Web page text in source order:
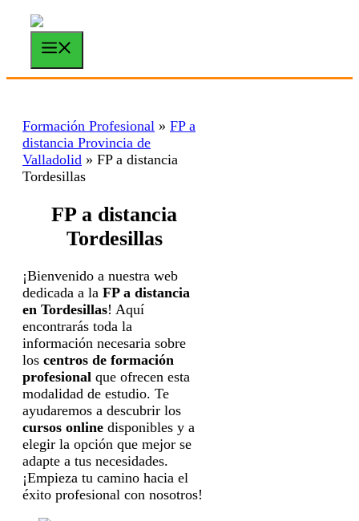
Saltar
contenido
Formación Profesional » FP a
distancia Provincia de
Valladolid » FP a distancia
Tordesillas
FP a distancia
Tordesillas
¡Bienvenido a nuestra web
dedicada a la FP a distancia
en Tordesillas! Aquí
encontrarás toda la
información necesaria sobre
los centros de formación
profesional que ofrecen esta
modalidad de estudio. Te
ayudaremos a descubrir los
cursos online disponibles y a
elegir la opción que mejor se
adapte a tus necesidades.
¡Empieza tu camino hacia el
éxito profesional con nosotros!